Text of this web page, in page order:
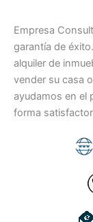
Empresa
garantía de
alquiler de
vender su casa
ayudamos en el
forma